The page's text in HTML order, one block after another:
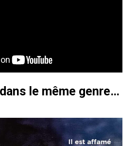
le même genre…